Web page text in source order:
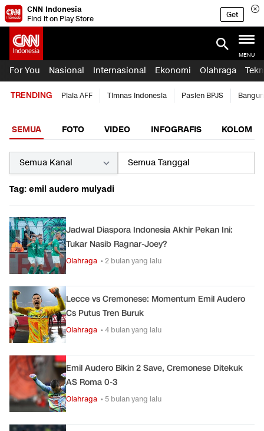
CNN Indonesia
Find it on Play Store
Get
MENU
For You Nasional Internasional Ekonomi Olahraga
TRENDING Piala AFF Timnas Indonesia Pasien BPJS
SEMUA FOTO VIDEO INFOGRAFIS KOLOM
Tag: emil audero mulyadi
Jadwal Diaspora Indonesia Akhir Pekan Ini:
Tukar Nasib Ragnar-Joey?
Olahraga • 2 bulan yang lalu
Lecce vs Cremonese: Momentum Emil Audero
Cs Putus Tren Buruk
Olahraga • 4 bulan yang lalu
Emil Audero Bikin 2 Save, Cremonese Ditekuk
AS Roma 0-3
Olahraga • 5 bulan yang lalu